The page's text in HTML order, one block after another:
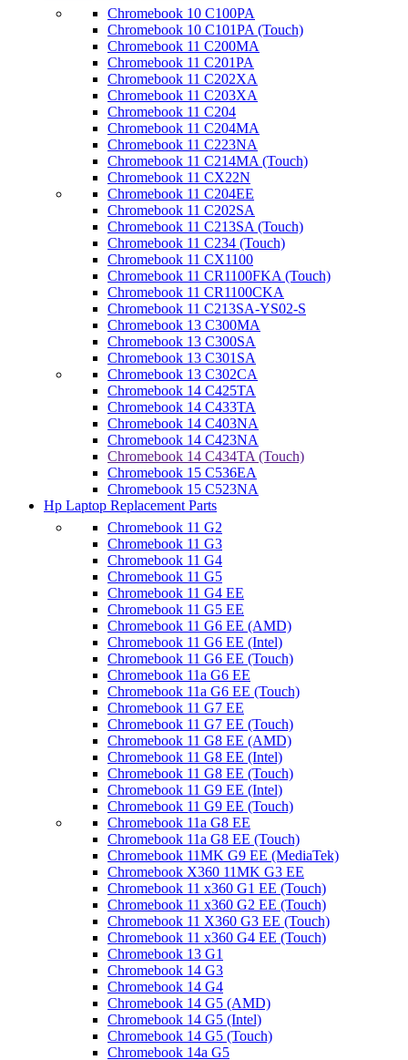
Chromebook 10 C100PA
Chromebook 10 C101PA (Touch)
Chromebook 11 C200MA
Chromebook 11 C201PA
Chromebook 11 C202XA
Chromebook 11 C203XA
Chromebook 11 C204
Chromebook 11 C204MA
Chromebook 11 C223NA
Chromebook 11 C214MA (Touch)
Chromebook 11 CX22N
Chromebook 11 C204EE
Chromebook 11 C202SA
Chromebook 11 C213SA (Touch)
Chromebook 11 C234 (Touch)
Chromebook 11 CX1100
Chromebook 11 CR1100FKA (Touch)
Chromebook 11 CR1100CKA
Chromebook 11 C213SA-YS02-S
Chromebook 13 C300MA
Chromebook 13 C300SA
Chromebook 13 C301SA
Chromebook 13 C302CA
Chromebook 14 C425TA
Chromebook 14 C433TA
Chromebook 14 C403NA
Chromebook 14 C423NA
Chromebook 14 C434TA (Touch)
Chromebook 15 C536EA
Chromebook 15 C523NA
Hp Laptop Replacement Parts
Chromebook 11 G2
Chromebook 11 G3
Chromebook 11 G4
Chromebook 11 G5
Chromebook 11 G4 EE
Chromebook 11 G5 EE
Chromebook 11 G6 EE (AMD)
Chromebook 11 G6 EE (Intel)
Chromebook 11 G6 EE (Touch)
Chromebook 11a G6 EE
Chromebook 11a G6 EE (Touch)
Chromebook 11 G7 EE
Chromebook 11 G7 EE (Touch)
Chromebook 11 G8 EE (AMD)
Chromebook 11 G8 EE (Intel)
Chromebook 11 G8 EE (Touch)
Chromebook 11 G9 EE (Intel)
Chromebook 11 G9 EE (Touch)
Chromebook 11a G8 EE
Chromebook 11a G8 EE (Touch)
Chromebook 11MK G9 EE (MediaTek)
Chromebook X360 11MK G3 EE
Chromebook 11 x360 G1 EE (Touch)
Chromebook 11 x360 G2 EE (Touch)
Chromebook 11 X360 G3 EE (Touch)
Chromebook 11 x360 G4 EE (Touch)
Chromebook 13 G1
Chromebook 14 G3
Chromebook 14 G4
Chromebook 14 G5 (AMD)
Chromebook 14 G5 (Intel)
Chromebook 14 G5 (Touch)
Chromebook 14a G5